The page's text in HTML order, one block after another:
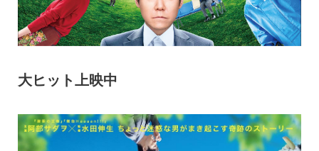
大ヒット上映中